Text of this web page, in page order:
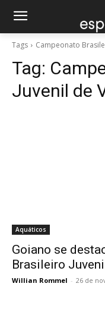
Tags Campeonato
Tag:
Juvenil de
Aquáticos
Goiano se
Brasileiro
Willian Rommel - 26 de